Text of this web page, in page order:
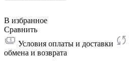
В избранное
Сравнить
Условия оплаты и доставки
обмена и возврата